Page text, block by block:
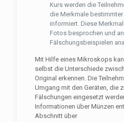
Kurs werden die
die Merkmale
informiert. Diese
Fotos besprochen und
Fälschungsbeispielen
Mit Hilfe eines Mikroskops
selbst die Unterschiede
Original erkennen. Die
Umgang mit den Geräten, die
Fälschungen eingesetzt
Informationen über Münzen
Abschnitt über